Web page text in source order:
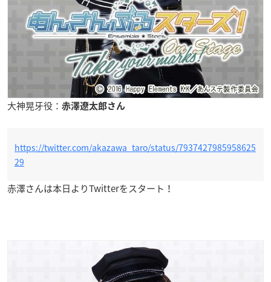
大神晃牙役： 赤澤遼太郎さん
https://twitter.com/akazawa_taro/status/7937427985958625
29
赤澤さんは本日よりTwitterをスタート！